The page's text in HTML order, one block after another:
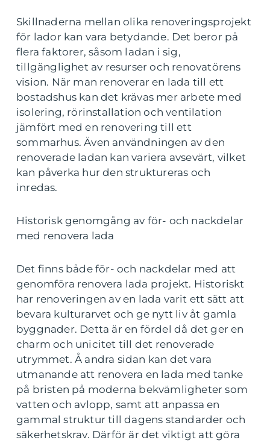
Skillnaderna mellan olika renoveringsprojekt
för lador kan vara betydande. Det beror på
flera faktorer, såsom ladan i sig,
tillgänglighet av resurser och renovatörens
vision. När man renoverar en lada till ett
bostadshus kan det krävas mer arbete med
isolering, rörinstallation och ventilation
jämfört med en renovering till ett
sommarhus. Även användningen av den
renoverade ladan kan variera avsevärt, vilket
kan påverka hur den struktureras och
inredas.
Historisk genomgång av för- och nackdelar
med renovera lada
Det finns både för- och nackdelar med att
genomföra renovera lada projekt. Historiskt
har renoveringen av en lada varit ett sätt att
bevara kulturarvet och ge nytt liv åt gamla
byggnader. Detta är en fördel då det ger en
charm och unicitet till det renoverade
utrymmet. Å andra sidan kan det vara
utmanande att renovera en lada med tanke
på bristen på moderna bekvämligheter som
vatten och avlopp, samt att anpassa en
gammal struktur till dagens standarder och
säkerhetskrav. Därför är det viktigt att göra